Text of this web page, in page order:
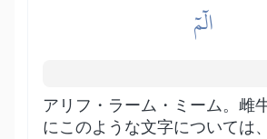
الٓمٓ
アリフ・ラーム・ミーム。雌
にこのような文字については